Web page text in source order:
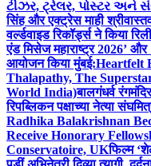
ટીઝર, ટ્રેલર, પોસ્ટર અને
सिंह और एक्ट्रेस माही श्रीवास्तव
वर्ल्डवाइड रिकॉर्ड्स ने किया
एंड मिसेज महाराष्ट्र 2026’ और
आयोजन किया मुंबई:Heartfelt
Thalapathy, The
World India)बालगंधर्व
रिपब्लिकन पक्षाच्या नेत्या
Radhika Balakrishnan
Receive Honorary
Conservatoire, UKफिल्म